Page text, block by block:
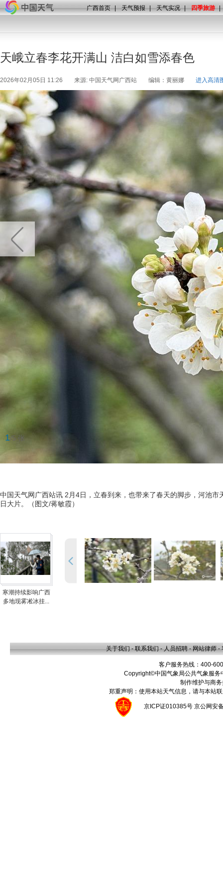
广西首页 | 天气预报 | 天气实况 | 四季旅游 |
天峨立春李花开满山 洁白如雪添春色
2026年02月05日 11:26 来源: 中国天气网广西站 编辑：黄丽娜 进入高清
1/5 张
中国天气网广西站讯 2月4日，立春到来，也带来了春天的脚步，河池
日大片。（图文/蒋敏霞）
寒潮持续影响广西
多地现雾凇冰挂...
关于我们 - 联系我们 - 人员招聘 - 网站律师 -
客户服务热线：400-
Copyright©中国气象局公共气象服
制作维护与商
郑重声明：使用本站天气信息，请与本站
京ICP证010385号 京公网安